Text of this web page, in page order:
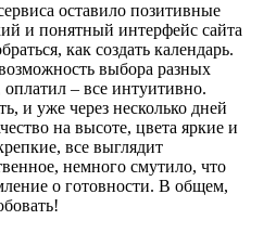
оставило позитивные
и понятный интерфейс сайта
как создать календарь.
выбора разных
оплатил – все интуитивно.
и уже через несколько дней
на высоте, цвета яркие и
все выглядит
немного смутило, что
о готовности. В общем,